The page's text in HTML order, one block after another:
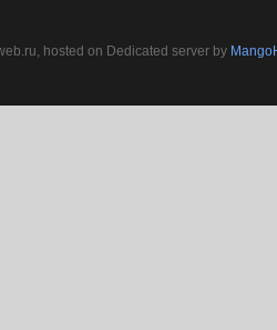
hosted on Dedicated server by